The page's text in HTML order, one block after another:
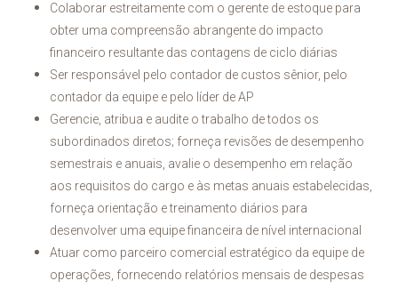
Colaborar estreitamente com o gerente de estoque para
obter uma compreensão abrangente do impacto
financeiro resultante das contagens de ciclo diárias
Ser responsável pelo contador de custos sênior, pelo
contador da equipe e pelo líder de AP
Gerencie, atribua e audite o trabalho de todos os
subordinados diretos; forneça revisões de desempenho
semestrais e anuais, avalie o desempenho em relação
aos requisitos do cargo e às metas anuais estabelecidas,
forneça orientação e treinamento diários para
desenvolver uma equipe financeira de nível internacional
Atuar como parceiro comercial estratégico da equipe de
operações, fornecendo relatórios mensais de despesas